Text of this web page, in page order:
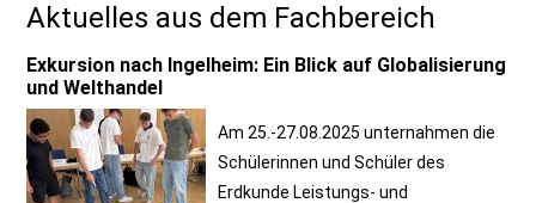
Aktuelles aus dem Fachbereich
Exkursion nach Ingelheim: Ein Blick auf Globalisierung
und Welthandel
Am 25.-27.08.2025 unternahmen die
Schülerinnen und Schüler des
Erdkunde Leistungs- und